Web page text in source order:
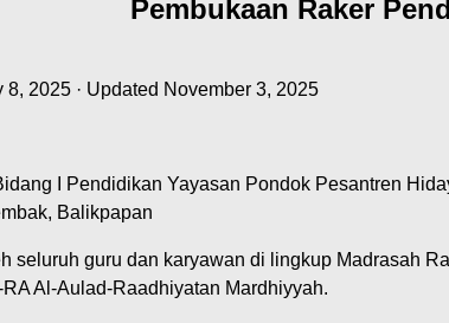
Pembukaan Raker
8, 2025 · Updated November 3, 2025
I Pendidikan Yayasan Pondok Pesantren
Balikpapan
seluruh guru dan karyawan di lingkup Madrasah
Al-Aulad-Raadhiyatan Mardhiyyah.